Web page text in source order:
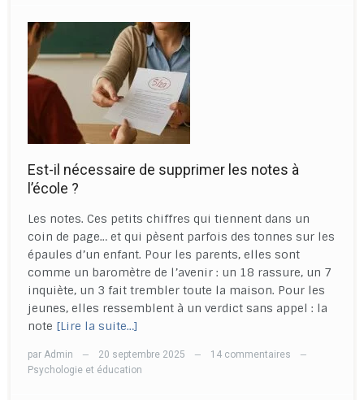
Est-il nécessaire de supprimer les notes à
l’école ?
Les notes. Ces petits chiffres qui tiennent dans un
coin de page… et qui pèsent parfois des tonnes sur les
épaules d’un enfant. Pour les parents, elles sont
comme un baromètre de l’avenir : un 18 rassure, un 7
inquiète, un 3 fait trembler toute la maison. Pour les
jeunes, elles ressemblent à un verdict sans appel : la
note [Lire la suite…]
par Admin — 20 septembre 2025 — 14 commentaires —
Psychologie et éducation